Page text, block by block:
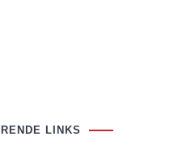
LINKS